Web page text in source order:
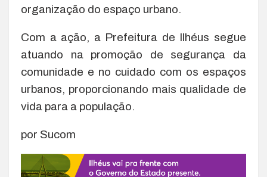
organização do espaço urbano.
Com a ação, a Prefeitura de Ilhéus segue
atuando na promoção de segurança da
comunidade e no cuidado com os espaços
urbanos, proporcionando mais qualidade de
vida para a população.
por Sucom